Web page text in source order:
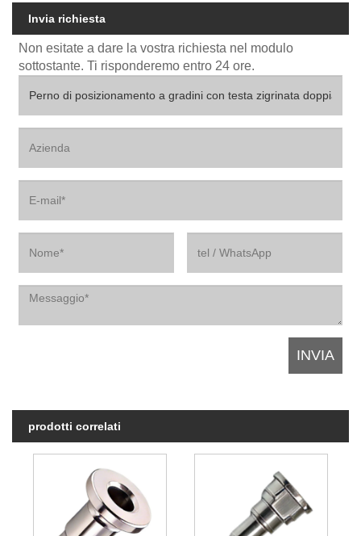
Invia richiesta
Non esitate a dare la vostra richiesta nel modulo
sottostante. Ti risponderemo entro 24 ore.
prodotti correlati